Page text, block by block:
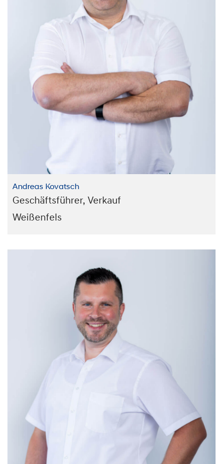
Andreas Kovatsch
Geschäftsführer, Verkauf
Weißenfels